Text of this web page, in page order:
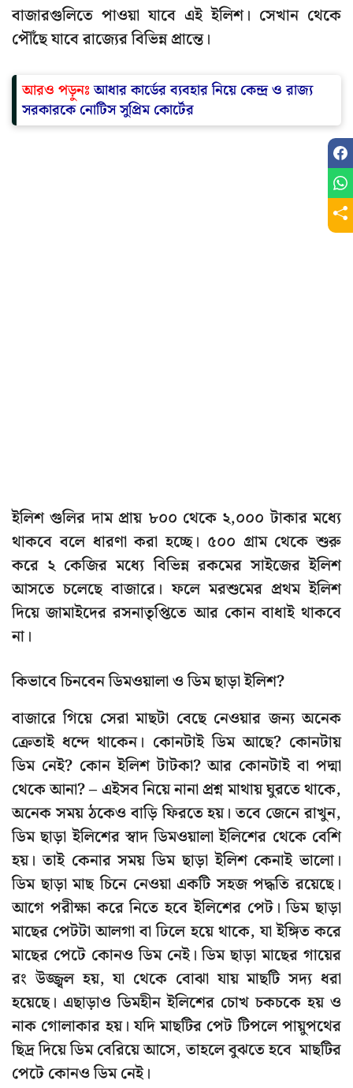
বাজারগুলিতে পাওয়া যাবে এই ইলিশ। সেখান থেকে
পৌঁছে যাবে রাজ্যের বিভিন্ন প্রান্তে।
আরও পড়ুনঃআধার কার্ডের ব্যবহার নিয়ে কেন্দ্র ও রাজ্য
সরকারকে নোটিস সুপ্রিম কোর্টের
ইলিশ গুলির দাম প্রায় ৮০০ থেকে ২,০০০ টাকার মধ্যে
থাকবে বলে ধারণা করা হচ্ছে। ৫০০ গ্রাম থেকে শুরু
করে ২ কেজির মধ্যে বিভিন্ন রকমের সাইজের ইলিশ
আসতে চলেছে বাজারে। ফলে মরশুমের প্রথম ইলিশ
দিয়ে জামাইদের রসনাতৃপ্তিতে আর কোন বাধাই থাকবে
না।
কিভাবে চিনবেন ডিমওয়ালা ও ডিম ছাড়া ইলিশ?
বাজারে গিয়ে সেরা মাছটা বেছে নেওয়ার জন্য অনেক
ক্রেতাই ধন্দে থাকেন। কোনটাই ডিম আছে? কোনটায়
ডিম নেই? কোন ইলিশ টাটকা? আর কোনটাই বা পদ্মা
থেকে আনা? – এইসব নিয়ে নানা প্রশ্ন মাথায় ঘুরতে থাকে,
অনেক সময় ঠকেও বাড়ি ফিরতে হয়। তবে জেনে রাখুন,
ডিম ছাড়া ইলিশের স্বাদ ডিমওয়ালা ইলিশের থেকে বেশি
হয়। তাই কেনার সময় ডিম ছাড়া ইলিশ কেনাই ভালো।
ডিম ছাড়া মাছ চিনে নেওয়া একটি সহজ পদ্ধতি রয়েছে।
আগে পরীক্ষা করে নিতে হবে ইলিশের পেট। ডিম ছাড়া
মাছের পেটটা আলগা বা ঢিলে হয়ে থাকে, যা ইঙ্গিত করে
মাছের পেটে কোনও ডিম নেই। ডিম ছাড়া মাছের গায়ের
রং উজ্জ্বল হয়, যা থেকে বোঝা যায় মাছটি সদ্য ধরা
হয়েছে। এছাড়াও ডিমহীন ইলিশের চোখ চকচকে হয় ও
নাক গোলাকার হয়। যদি মাছটির পেট টিপলে পায়ুপথের
ছিদ্র দিয়ে ডিম বেরিয়ে আসে, তাহলে বুঝতে হবে মাছটির
পেটে কোনও ডিম নেই।